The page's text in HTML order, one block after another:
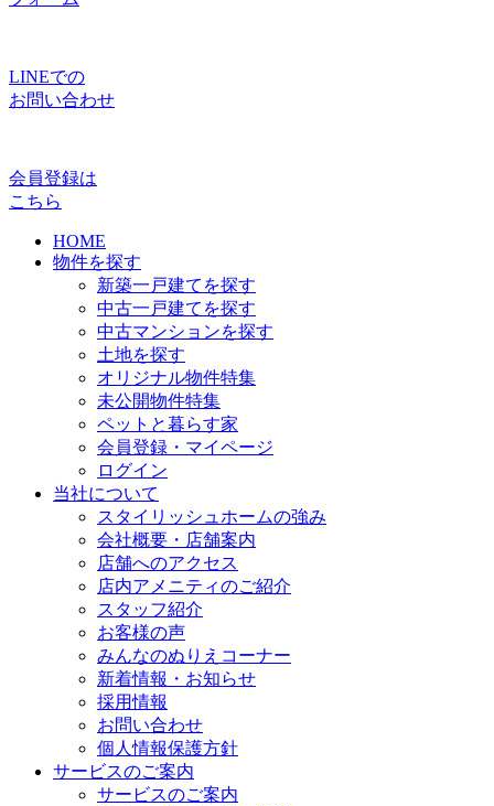
LINEでの
お問い合わせ
会員登録は
こちら
HOME
物件を探す
新築一戸建てを探す
中古一戸建てを探す
中古マンションを探す
土地を探す
オリジナル物件特集
未公開物件特集
ペットと暮らす家
会員登録・マイページ
ログイン
当社について
スタイリッシュホームの強み
会社概要・店舗案内
店舗へのアクセス
店内アメニティのご紹介
スタッフ紹介
お客様の声
みんなのぬりえコーナー
新着情報・お知らせ
採用情報
お問い合わせ
個人情報保護方針
サービスのご案内
サービスのご案内